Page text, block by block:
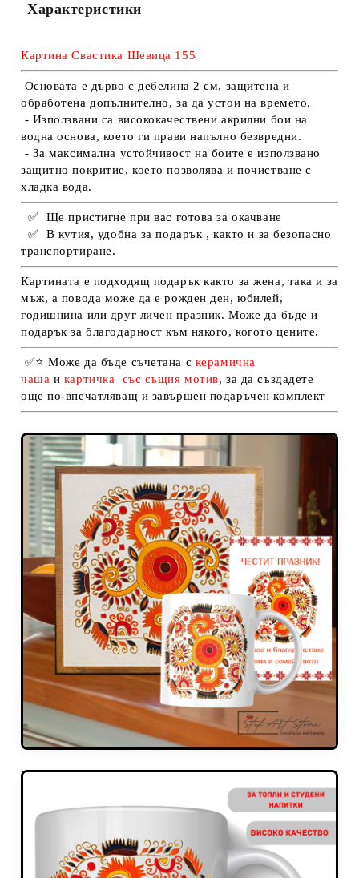
Ние ще се свържем с вас в рамките на работния ден.
Характеристики
Картина Свастика Шевица 155
Основата е дърво с дебелина 2 см, защитена и
обработена допълнително, за да устои на времето.
- Използвани са висококачествени акрилни бои на
водна основа, което ги прави напълно безвредни.
- За максимална устойчивост на боите е използвано
защитно покритие, което позволява и почистване с
хладка вода.
✅
Ще пристигне при вас готова за окачване
✅
В кутия, удобна за подарък , както и за безопасно
транспортиране.
Картината е подходящ подарък както за жена, така и за
мъж, а повода може да е рожден ден, юбилей,
годишнина или друг личен празник. Може да бъде и
подарък за благодарност към някого, когото цените.
✅⭐Може да бъде съчетана с керамична
чаша и картичка със същия мотив, за да създадете
още по-впечатляващ и завършен подаръчен комплект